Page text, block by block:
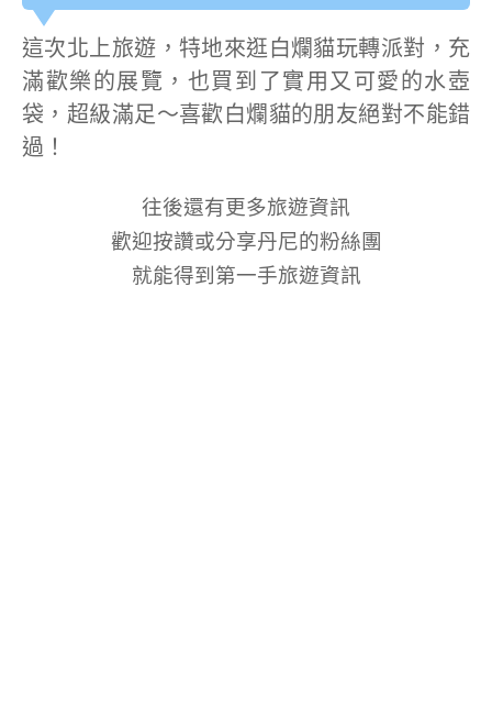
這次北上旅遊，特地來逛白爛貓玩轉派對，充
滿歡樂的展覽，也買到了實用又可愛的水壺
袋，超級滿足～喜歡白爛貓的朋友絕對不能錯
過！
往後還有更多旅遊資訊
歡迎按讚或分享丹尼的粉絲團
就能得到第一手旅遊資訊